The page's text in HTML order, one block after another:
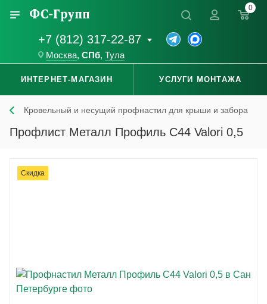
+7 (812) 317-22-87
Москва, СПб, Тула
0
ИНТЕРНЕТ-МАГАЗИН УСЛУГИ МОНТАЖА
Кровельный и несущий профнастил для крыши и забора
Профлист Металл Профиль С44 Valori 0,5
Скидка